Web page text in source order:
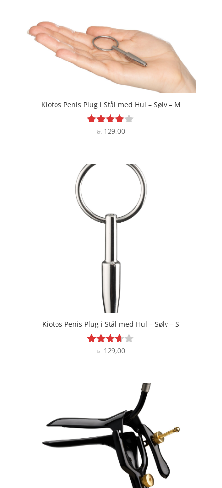
Kiotos Penis Plug i Stål med Hul – Sølv – M
Vurderet
kr. 129,00
Kiotos Penis Plug i Stål med Hul – Sølv – S
Vurderet
kr.129,00